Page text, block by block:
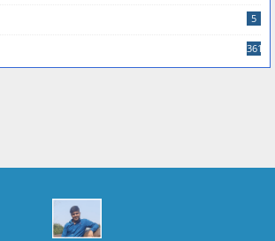
5
361